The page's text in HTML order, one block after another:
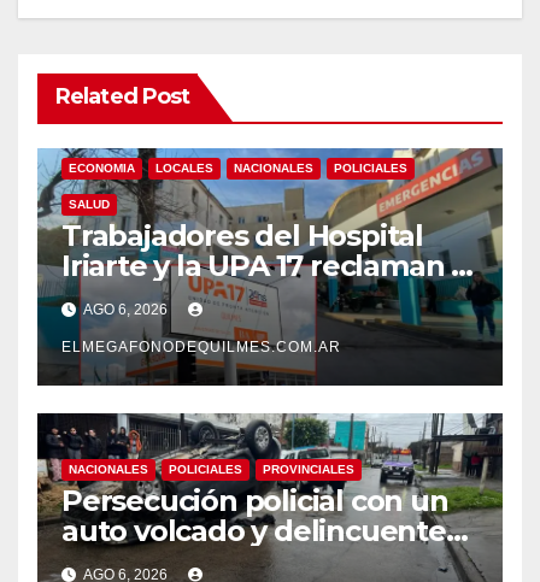
Related Post
ECONOMIA LOCALES NACIONALES POLICIALES
SALUD
Trabajadores del Hospital
Iriarte y la UPA 17 reclaman el
pase a planta de becarios y
mejoras laborales
AGO 6, 2026
ELMEGAFONODEQUILMES.COM.AR
NACIONALES POLICIALES PROVINCIALES
Persecución policial con un
auto volcado y delincuentes
detenidos en San Francisco
AGO 6, 2026